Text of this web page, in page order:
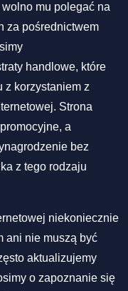
mu polegać na
za pośrednictwem
handlowe, które
z korzystaniem z
Strona
a
bez
z tego rodzaju
niekoniecznie
ani nie muszą być
aktualizujemy
o zapoznanie się